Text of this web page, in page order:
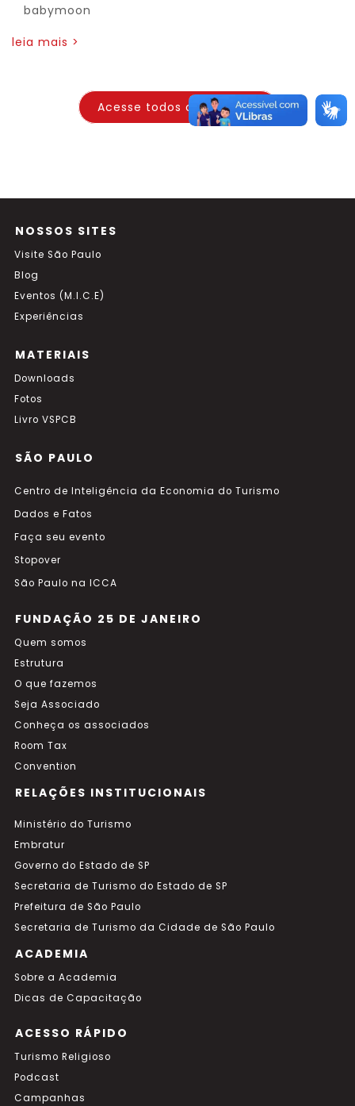
babymoon
leia mais >
Acesse todos os Releases
NOSSOS SITES
Visite São Paulo
Blog
Eventos (M.I.C.E)
Experiências
MATERIAIS
Downloads
Fotos
Livro VSPCB
SÃO PAULO
Centro de Inteligência da Economia do Turismo
Dados e Fatos
Faça seu evento
Stopover
São Paulo na ICCA
FUNDAÇÃO 25 DE JANEIRO
Quem somos
Estrutura
O que fazemos
Seja Associado
Conheça os associados
Room Tax
Convention
RELAÇÕES INSTITUCIONAIS
Ministério do Turismo
Embratur
Governo do Estado de SP
Secretaria de Turismo do Estado de SP
Prefeitura de São Paulo
Secretaria de Turismo da Cidade de São Paulo
ACADEMIA
Sobre a Academia
Dicas de Capacitação
ACESSO RÁPIDO
Turismo Religioso
Podcast
Campanhas